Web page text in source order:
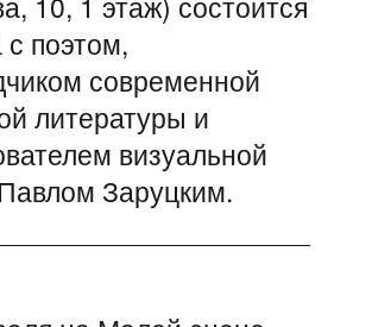
с поэтом,
современной
литературы и
визуальной
Заруцким.